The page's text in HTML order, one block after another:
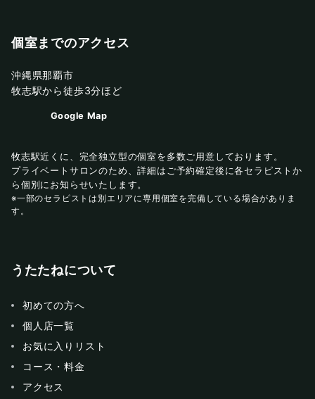
個室までのアクセス
沖縄県那覇市
牧志駅から徒歩3分ほど
Google Map
牧志駅近くに、完全独立型の個室を多数ご用意しております。
プライベートサロンのため、詳細はご予約確定後に各セラピストか
ら個別にお知らせいたします。
※一部のセラピストは別エリアに専用個室を完備している場合がありま
す。
うたたねについて
初めての方へ
個人店一覧
お気に入りリスト
コース・料金
アクセス